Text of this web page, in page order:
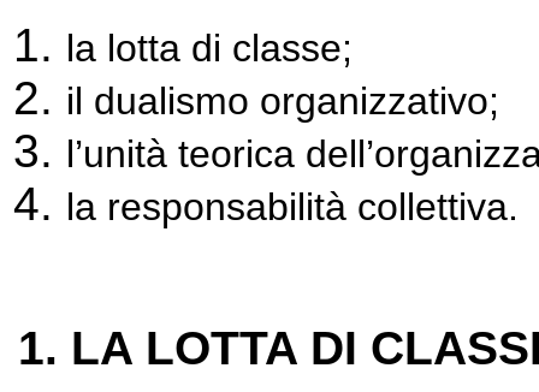
la lotta di classe;
il dualismo organizzativo;
l’unità teorica
la responsabilità collettiva.
1. LA LOTTA DI